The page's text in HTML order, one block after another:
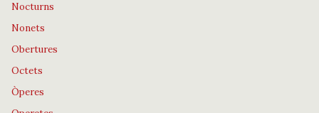
Nocturns
Nonets
Obertures
Octets
Òperes